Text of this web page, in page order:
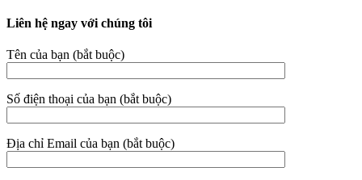
Liên hệ ngay với chúng tôi
Tên của bạn (bắt buộc)
Số điện thoại của bạn (bắt buộc)
Địa chỉ Email của bạn (bắt buộc)